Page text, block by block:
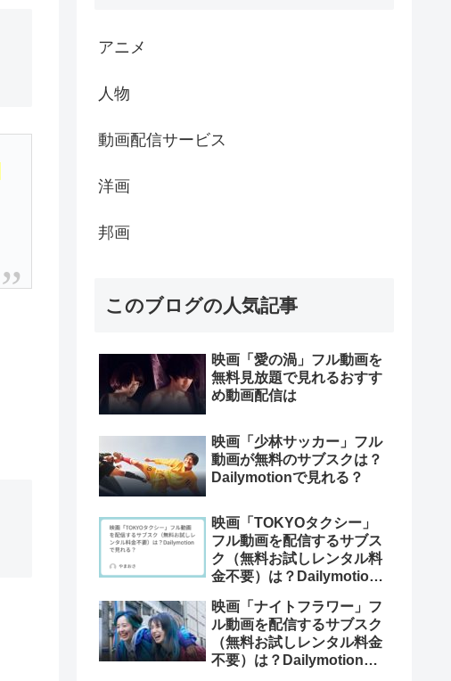
アニメ
人物
動画配信サービス
洋画
邦画
このブログの人気記事
映画「愛の渦」フル動画を
無料見放題で見れるおすす
め動画配信は
映画「少林サッカー」フル
動画が無料のサブスクは？
Dailymotionで見れる？
映画「TOKYOタクシー」
フル動画を配信するサブス
ク（無料お試しレンタル料
金不要）は？Dailymotion
映画「ナイトフラワー」フ
ル動画を配信するサブスク
（無料お試しレンタル料金
不要）は？Dailymotionで